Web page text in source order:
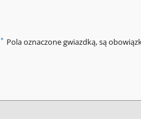
* Pola oznaczone gwiazdką, są